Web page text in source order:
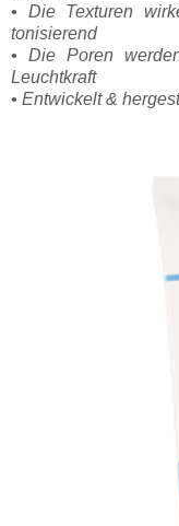
• Die Texturen
tonisierend
• Die Poren
Leuchtkraft
• Entwickelt &